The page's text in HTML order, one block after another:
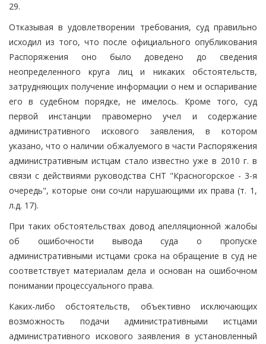
29.
Отказывая в удовлетворении требования, суд правильно
исходил из того, что после официального опубликования
Распоряжения оно было доведено до сведения
неопределенного круга лиц и никаких обстоятельств,
затрудняющих получение информации о нем и оспаривание
его в судебном порядке, не имелось. Кроме того, суд
первой инстанции правомерно учел и содержание
административного искового заявления, в котором
указано, что о наличии обжалуемого в части Распоряжения
административным истцам стало известно уже в 2010 г. в
связи с действиями руководства СНТ "Красногорское - 3-я
очередь", которые они сочли нарушающими их права (т. 1,
л.д. 17).
При таких обстоятельствах довод апелляционной жалобы
об ошибочности вывода суда о пропуске
административными истцами срока на обращение в суд не
соответствует материалам дела и основан на ошибочном
понимании процессуального права.
Каких-либо обстоятельств, объективно исключающих
возможность подачи административными истцами
административного искового заявления в установленный